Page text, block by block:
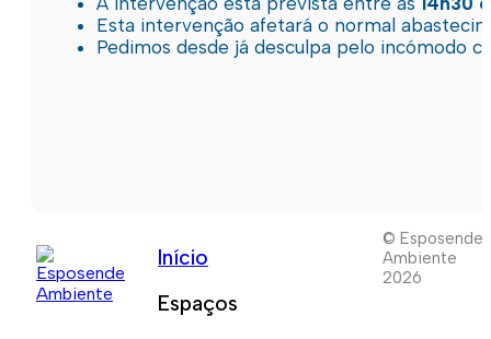
Esta intervenção afetará o normal
Pedimos desde já desculpa pelo incómodo
Início
Espaços
© Esposende
Ambiente
2026